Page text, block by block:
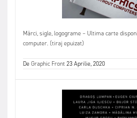
Mărci, sigle, logograme – Ultima carte
computer. (tiraj epuizat)
DeGraphic Front23 Aprilie, 2020